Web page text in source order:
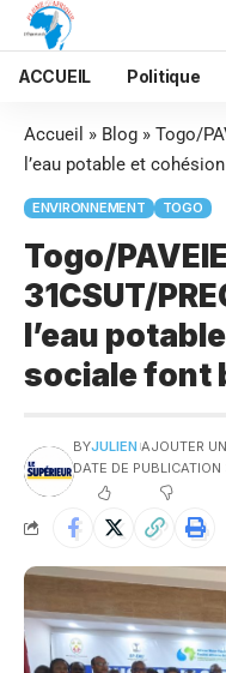
ACCUEIL Politique
Accueil » Blog » Togo/
l’eau potable et
ENVIRONNEMENT TOGO
Togo/
31CSUT/
l’eau
sociale font
BYJULIEN AJOUTER
DATE DE